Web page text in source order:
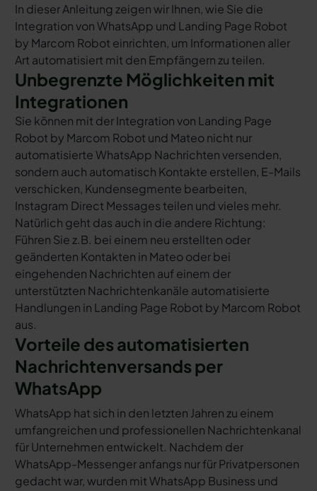
In dieser Anleitung zeigen wir Ihnen, wie Sie die
Integration von WhatsApp und Landing Page Robot
by Marcom Robot einrichten, um Informationen aller
Art automatisiert mit den Empfängern zu teilen.
Unbegrenzte Möglichkeiten mit
Integrationen
Sie können mit der Integration von Landing Page
Robot by Marcom Robot und Mateo nicht nur
automatisierte WhatsApp Nachrichten versenden,
sondern auch automatisch Kontakte erstellen, E-Mails
verschicken, Kundensegmente bearbeiten,
Instagram Direct Messages teilen und vieles mehr.
Natürlich geht das auch in die andere Richtung:
Führen Sie z.B. bei einem neu erstellten oder
geänderten Kontakten in Mateo oder bei
eingehenden Nachrichten auf einem der
unterstützten Nachrichtenkanäle automatisierte
Handlungen in Landing Page Robot by Marcom Robot
aus.
Vorteile des automatisierten
Nachrichtenversands per
WhatsApp
WhatsApp hat sich in den letzten Jahren zu einem
umfangreichen und professionellen Nachrichtenkanal
für Unternehmen entwickelt. Nachdem der
WhatsApp-Messenger anfangs nur für Privatpersonen
gedacht war, wurden mit WhatsApp Business und